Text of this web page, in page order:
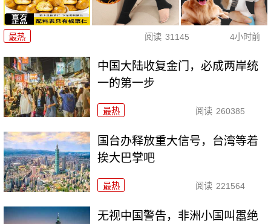
最热 阅读 31145 4小时前
中国大陆收复金门，必成两岸统
一的第一步
最热 阅读 260385
国台办释放重大信号，台湾等着
挨大巴掌吧
最热 阅读 221564
无视中国警告，非洲小国叫嚣绝